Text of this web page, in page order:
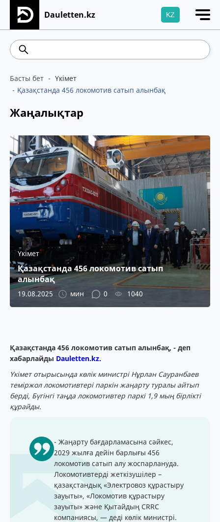
Dauletten.kz KZ
Сіздің өтінішіңіз сәтті жіберілді, Рақмет!
Басты бет
Үкімет
Қазақстанда 456 локомотив сатып алынбақ
Жаңалықтар
Үкімет
Қазақстанда 456 локомотив сатып
алынбақ
19.08.2025 мин 0 1040
Қазақстанда 456 локомотив сатып алынбақ, - деп
хабарлайды Dauletten.kz.
Үкімет отырысында көлік министрі Нұрлан Сауранбаев
теміржол локомотивтері паркін жаңарту туралы айтып
берді, Бүгінгі таңда локомотивтер паркі 1,9 мың бірлікті
құрайды.
- Жаңарту бағдарламасына сәйкес,
2029 жылға дейін барлығы 456
локомотив сатып алу жоспарлануда.
Локомотивтерді жеткізушілер –
қазақстандық «Электровоз құрастыру
зауыты», «Локомотив құрастыру
зауыты» және Қытайдың CRRC
компаниясы, — деді көлік министрі.